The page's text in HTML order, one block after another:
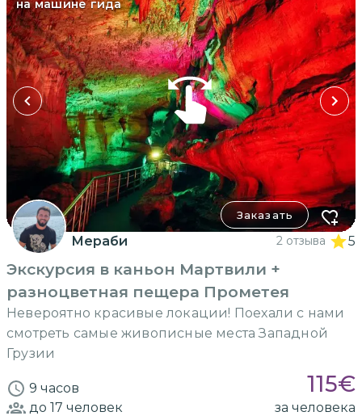
на машине гида
Заказать
Мераби 2 отзыва 5
Экскурсия в каньон Мартвили +
разноцветная пещера Прометея
Невероятно красивые локации! Поехали с нами
смотреть самые живописные места Западной
Грузии
9 часов 115€
до 17 человек за человека